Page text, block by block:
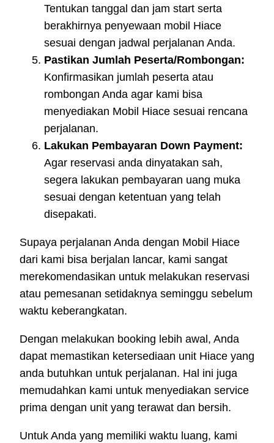
Tentukan tanggal dan jam start serta
berakhirnya penyewaan mobil Hiace
sesuai dengan jadwal perjalanan Anda.
Pastikan Jumlah Peserta/Rombongan:
Konfirmasikan jumlah peserta atau
rombongan Anda agar kami bisa
menyediakan Mobil Hiace sesuai rencana
perjalanan.
Lakukan Pembayaran Down Payment:
Agar reservasi anda dinyatakan sah,
segera lakukan pembayaran uang muka
sesuai dengan ketentuan yang telah
disepakati.
Supaya perjalanan Anda dengan Mobil Hiace
dari kami bisa berjalan lancar, kami sangat
merekomendasikan untuk melakukan reservasi
atau pemesanan setidaknya seminggu sebelum
waktu keberangkatan.
Dengan melakukan booking lebih awal, Anda
dapat memastikan ketersediaan unit Hiace yang
anda butuhkan untuk perjalanan. Hal ini juga
memudahkan kami untuk menyediakan service
prima dengan unit yang terawat dan bersih.
Untuk Anda yang memiliki waktu luang, kami